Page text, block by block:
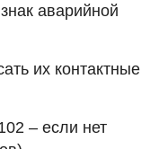
аварийной
их контактные
– если нет